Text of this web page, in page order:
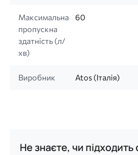
Максимальна
пропускна
здатність (л/
хв)
60
Виробник Atos (Італія)
Не знаєте, чи підходить